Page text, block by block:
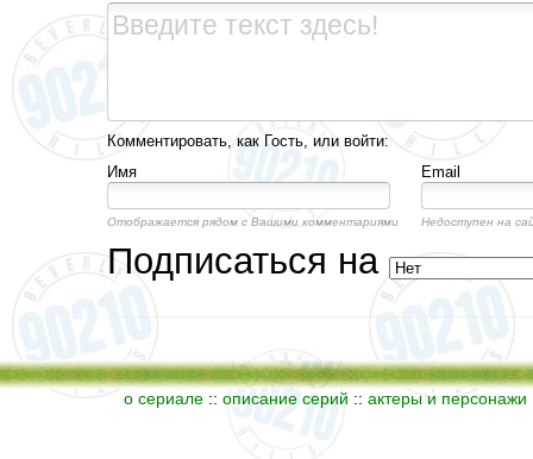
Комментировать, как Гость, или войти:
Имя
Email
Отображается рядом с Вашими комментариями Недоступен на
Подписаться на
о сериале:: описание серий :: актеры и персонажи